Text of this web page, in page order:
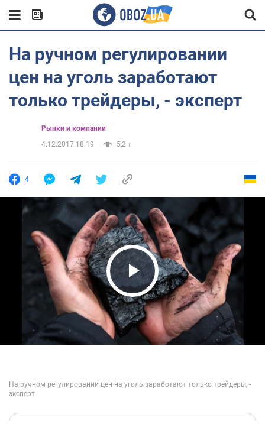
На ручном регулировании
цен на уголь заработают
только трейдеры, - эксперт
Рынки и компании
4.12.2017 18:19
5,2 т.
4
Play Video